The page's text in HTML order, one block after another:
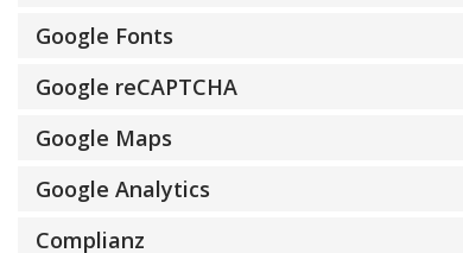
Google Fonts
Google reCAPTCHA
Google Maps
Google Analytics
Complianz